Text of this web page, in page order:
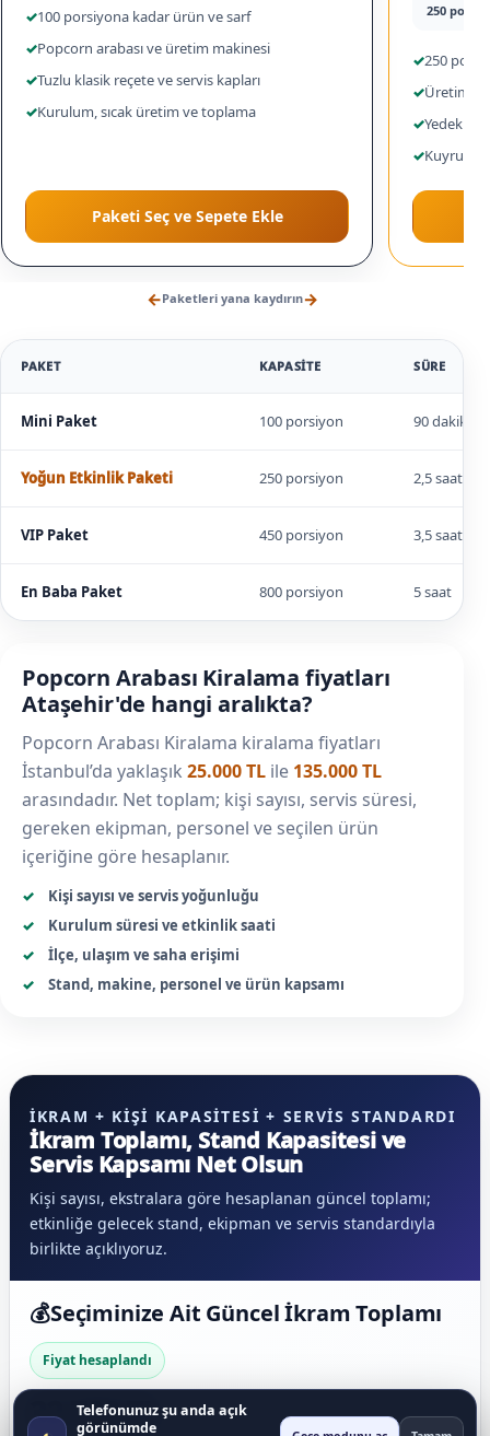
✓100 porsiyona kadar ürün ve sarf
✓Popcorn arabası ve üretim makinesi
✓Tuzlu klasik reçete ve servis kapları
✓Kurulum, sıcak üretim ve toplama
Paketi Seç ve Sepete Ekle
250
✓250
✓Üretim
✓Yedek
✓Kuyruk
←Paketleri yana kaydırın→
PAKET KAPASITE SÜRE
Mini Paket 100 porsiyon 90 dakika
Yoğun Etkinlik Paketi 250 porsiyon 2,5 saat
VIP Paket 450 porsiyon 3,5 saat
En Baba Paket 800 porsiyon 5 saat
Popcorn Arabası Kiralama fiyatları
Ataşehir'de hangi aralıkta?
Popcorn Arabası Kiralama kiralama fiyatları
İstanbul’da yaklaşık 25.000 TL ile 135.000 TL
arasındadır. Net toplam; kişi sayısı, servis süresi,
gereken ekipman, personel ve seçilen ürün
içeriğine göre hesaplanır.
Kişi sayısı ve servis yoğunluğu
Kurulum süresi ve etkinlik saati
İlçe, ulaşım ve saha erişimi
Stand, makine, personel ve ürün kapsamı
İKRAM + KIŞI KAPASITESI + SERVIS STANDARDI
İkram Toplamı, Stand Kapasitesi ve
Servis Kapsamı Net Olsun
Kişi sayısı, ekstralara göre hesaplanan güncel toplamı;
etkinliğe gelecek stand, ekipman ve servis standardıyla
birlikte açıklıyoruz.
💰Seçiminize Ait Güncel İkram Toplamı
Fiyat hesaplandı
32.700 TL
Telefonunuz şu anda açık
görünümde